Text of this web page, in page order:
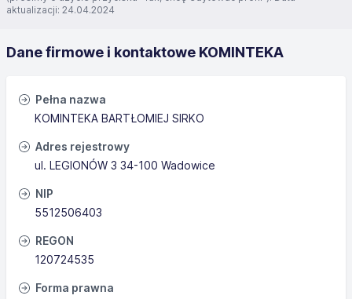
aktualizacji: 24.04.2024
Dane firmowe i kontaktowe KOMINTEKA
Pełna nazwa
KOMINTEKA BARTŁOMIEJ SIRKO
Adres rejestrowy
ul. LEGIONÓW 3 34-100 Wadowice
NIP
5512506403
REGON
120724535
Forma prawna